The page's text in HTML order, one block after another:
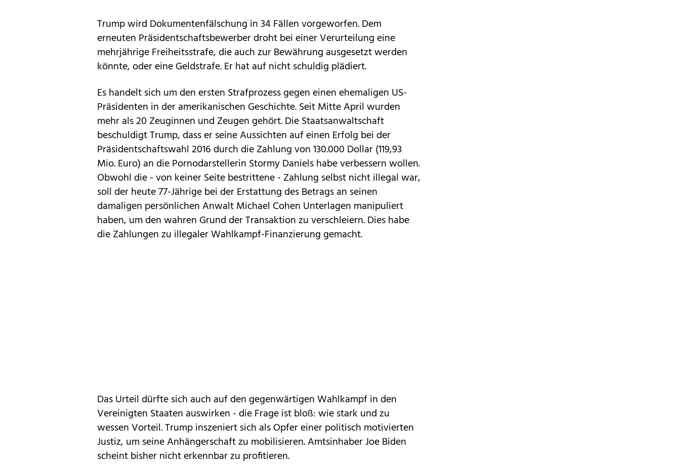
Trump wird Dokumentenfälschung in 34 Fällen vorgeworfen. Dem
erneuten Präsidentschaftsbewerber droht bei einer Verurteilung eine
mehrjährige Freiheitsstrafe, die auch zur Bewährung ausgesetzt werden
könnte, oder eine Geldstrafe. Er hat auf nicht schuldig plädiert.
Es handelt sich um den ersten Strafprozess gegen einen ehemaligen US-
Präsidenten in der amerikanischen Geschichte. Seit Mitte April wurden
mehr als 20 Zeuginnen und Zeugen gehört. Die Staatsanwaltschaft
beschuldigt Trump, dass er seine Aussichten auf einen Erfolg bei der
Präsidentschaftswahl 2016 durch die Zahlung von 130.000 Dollar (119,93
Mio. Euro) an die Pornodarstellerin Stormy Daniels habe verbessern wollen.
Obwohl die - von keiner Seite bestrittene - Zahlung selbst nicht illegal war,
soll der heute 77-Jährige bei der Erstattung des Betrags an seinen
damaligen persönlichen Anwalt Michael Cohen Unterlagen manipuliert
haben, um den wahren Grund der Transaktion zu verschleiern. Dies habe
die Zahlungen zu illegaler Wahlkampf-Finanzierung gemacht.
Das Urteil dürfte sich auch auf den gegenwärtigen Wahlkampf in den
Vereinigten Staaten auswirken - die Frage ist bloß: wie stark und zu
wessen Vorteil. Trump inszeniert sich als Opfer einer politisch motivierten
Justiz, um seine Anhängerschaft zu mobilisieren. Amtsinhaber Joe Biden
scheint bisher nicht erkennbar zu profitieren.